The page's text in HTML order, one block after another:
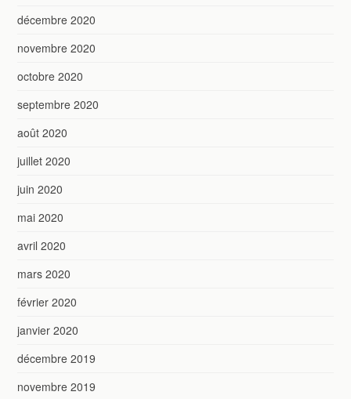
décembre 2020
novembre 2020
octobre 2020
septembre 2020
août 2020
juillet 2020
juin 2020
mai 2020
avril 2020
mars 2020
février 2020
janvier 2020
décembre 2019
novembre 2019